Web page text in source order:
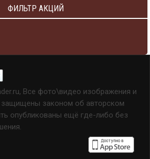
ФИЛЬТР АКЦИЙ
Все фото\видео изображения и
защищены законом об авторском
опубликованы ещё где-либо без